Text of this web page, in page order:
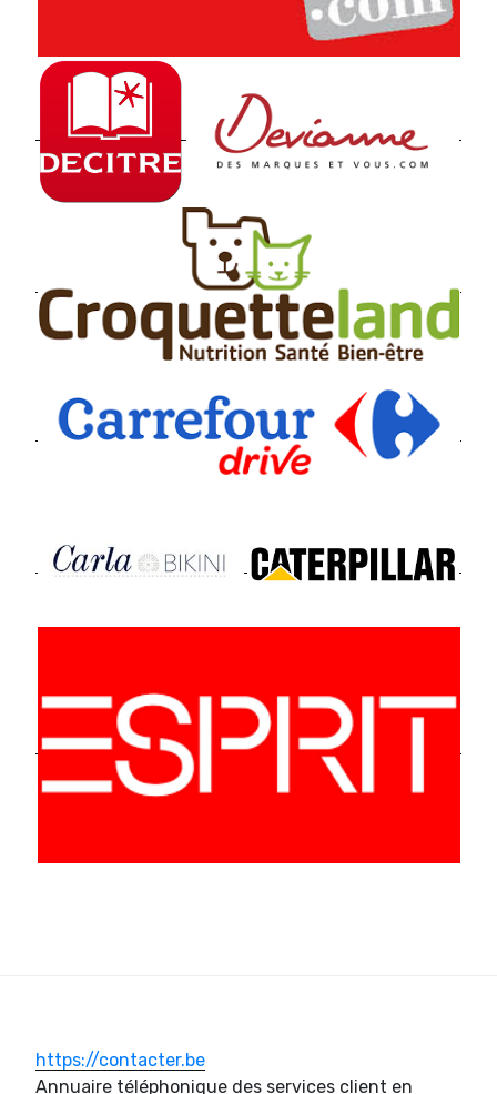
https://contacter.be
Annuaire téléphonique des services client en